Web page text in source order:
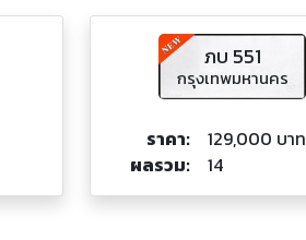
ภบ 551
กรุงเทพมหานคร
ราคา:
129,000 บาท
ผลรวม:
14